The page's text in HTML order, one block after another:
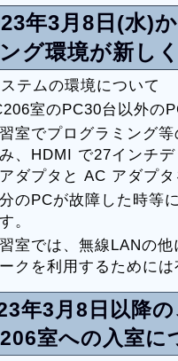
年3月8日(水)
グ環境が新し
テムの環境について
室のPC30台以外の
室でプログラミング
、HDMI で27インチ
ダプタと AC アダプ
のPCが故障した時等
。
室では、無線LANの
クを利用するために
年3月8日以降
室への入室に